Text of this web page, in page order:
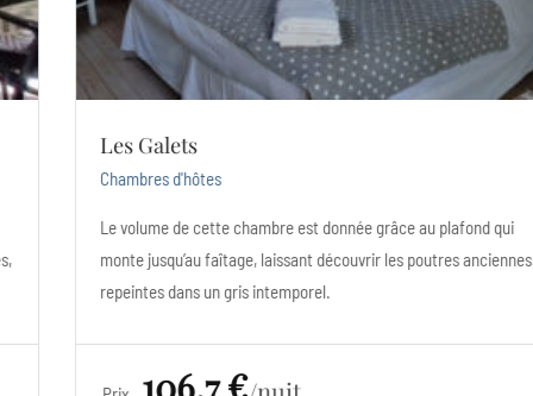
Les Galets
Chambres d'hôtes
Le volume de cette chambre est donnée grâce au plafond qui
monte jusqu’au faîtage, laissant découvrir les poutres anciennes
repeintes dans un gris intemporel.